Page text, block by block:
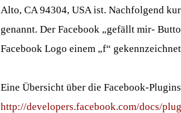
Alto, CA 94304, USA ist. Nachfolgend
genannt. Der Facebook „gefällt mir-
Facebook Logo einem „f“
Eine Übersicht über die Facebook-
http://developers.facebook.com/docs/